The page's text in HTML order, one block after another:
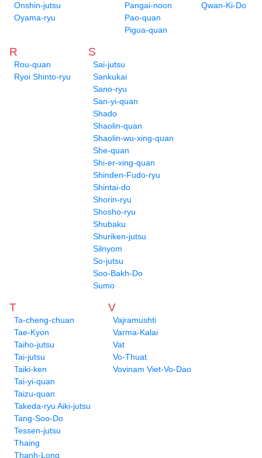
Onshin-jutsu
Oyama-ryu
Pangai-noon
Pao-quan
Pigua-quan
Qwan-Ki-Do
R
Rou-quan
Ryoi Shinto-ryu
S
Sai-jutsu
Sankukai
Sano-ryu
San-yi-quan
Shado
Shaolin-quan
Shaolin-wu-xing-quan
She-quan
Shi-er-xing-quan
Shinden-Fudo-ryu
Shintai-do
Shorin-ryu
Shosho-ryu
Shubaku
Shuriken-jutsu
Silnyom
So-jutsu
Soo-Bakh-Do
Sumo
T
Ta-cheng-chuan
Tae-Kyon
Taiho-jutsu
Tai-jutsu
Taiki-ken
Tai-yi-quan
Taizu-quan
Takeda-ryu Aiki-jutsu
Tang-Soo-Do
Tessen-jutsu
Thaing
Thanh-Long
V
Vajramushti
Varma-Kalai
Vat
Vo-Thuat
Vovinam Viet-Vo-Dao